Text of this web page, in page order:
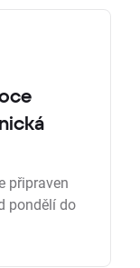
připraven
pondělí do